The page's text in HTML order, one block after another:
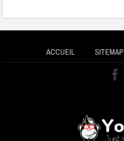
ACCUEIL SITEMAP